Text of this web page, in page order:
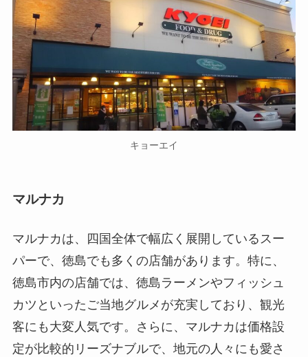
キョーエイ
マルナカ
マルナカは、四国全体で幅広く展開しているスー
パーで、徳島でも多くの店舗があります。特に、
徳島市内の店舗では、徳島ラーメンやフィッシュ
カツといったご当地グルメが充実しており、観光
客にも大変人気です。さらに、マルナカは価格設
定が比較的リーズナブルで、地元の人々にも愛さ